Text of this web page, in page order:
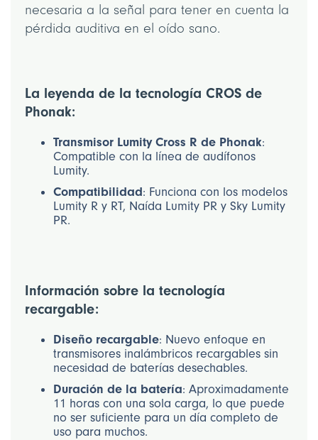
necesaria a la señal para tener en cuenta la
pérdida auditiva en el oído sano.
La leyenda de la tecnología CROS de
Phonak:
Transmisor Lumity Cross R de Phonak:
Compatible con la línea de audífonos
Lumity.
Compatibilidad: Funciona con los modelos
Lumity R y RT, Naída Lumity PR y Sky Lumity
PR.
Información sobre la tecnología
recargable:
Diseño recargable: Nuevo enfoque en
transmisores inalámbricos recargables sin
necesidad de baterías desechables.
Duración de la batería: Aproximadamente
11 horas con una sola carga, lo que puede
no ser suficiente para un día completo de
uso para muchos.